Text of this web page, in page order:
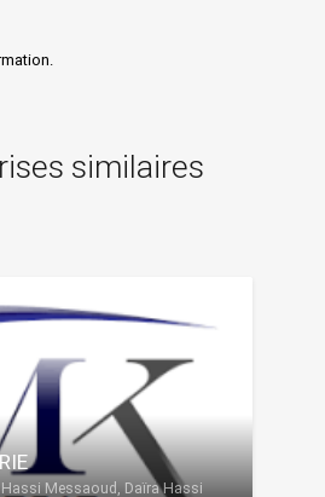
similaires
Hassi Messaoud, Daïra Hassi